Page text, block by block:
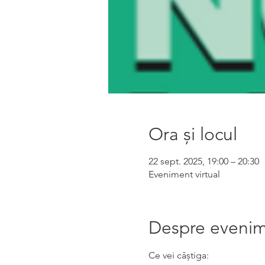
Ora și locul
22 sept. 2025, 19:00 – 20:30
Eveniment virtual
Despre
Ce vei câștiga: